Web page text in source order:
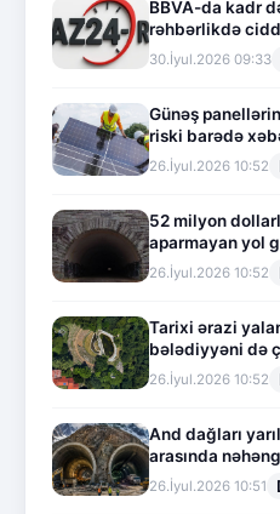
BBVA-da kadr
rəhbərlikdə
30.İyul.2026 09:33
Günəş
riski barədə
26.İyul.2026 10:52
52 milyon
aparmayan yol
26.İyul.2026 10:52
Tarixi ərazi
bələdiyyəni də
26.İyul.2026 10:52
And dağları
arasında
26.İyul.2026 10:51